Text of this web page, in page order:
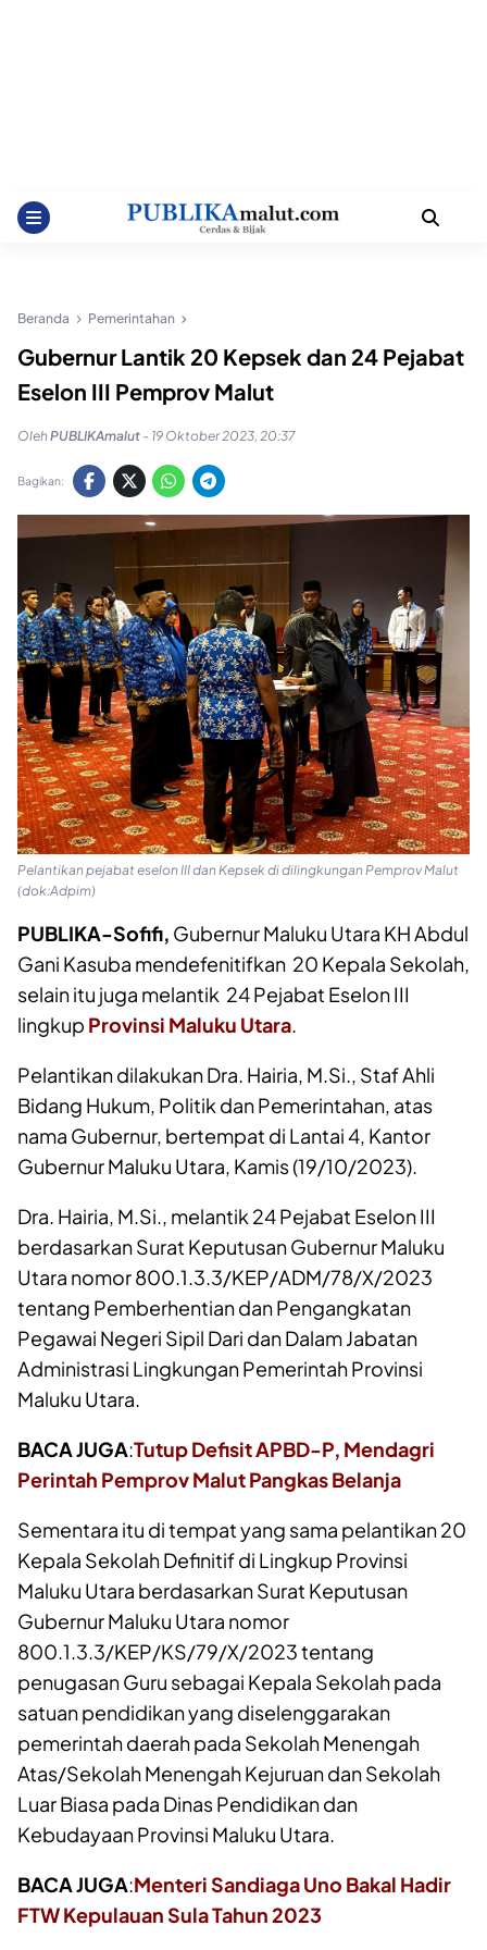
Beranda Pemerintahan
Gubernur Lantik 20 Kepsek dan 24 Pejabat
Eselon III Pemprov Malut
OlehPUBLIKAmalut - 19 Oktober 2023, 20:37
Bagikan:
Pelantikan pejabat eselon III dan Kepsek di dilingkungan Pemprov Malut
(dok:Adpim)
PUBLIKA-Sofifi, Gubernur Maluku Utara KH Abdul
Gani Kasuba mendefenitifkan 20 Kepala Sekolah,
selain itu juga melantik 24 Pejabat Eselon III
lingkup Provinsi Maluku Utara.
Pelantikan dilakukan Dra. Hairia, M.Si., Staf Ahli
Bidang Hukum, Politik dan Pemerintahan, atas
nama Gubernur, bertempat di Lantai 4, Kantor
Gubernur Maluku Utara, Kamis (19/10/2023).
Dra. Hairia, M.Si., melantik 24 Pejabat Eselon III
berdasarkan Surat Keputusan Gubernur Maluku
Utara nomor 800.1.3.3/KEP/ADM/78/X/2023
tentang Pemberhentian dan Pengangkatan
Pegawai Negeri Sipil Dari dan Dalam Jabatan
Administrasi Lingkungan Pemerintah Provinsi
Maluku Utara.
BACA JUGA:Tutup Defisit APBD-P, Mendagri
Perintah Pemprov Malut Pangkas Belanja
Sementara itu di tempat yang sama pelantikan 20
Kepala Sekolah Definitif di Lingkup Provinsi
Maluku Utara berdasarkan Surat Keputusan
Gubernur Maluku Utara nomor
800.1.3.3/KEP/KS/79/X/2023 tentang
penugasan Guru sebagai Kepala Sekolah pada
satuan pendidikan yang diselenggarakan
pemerintah daerah pada Sekolah Menengah
Atas/Sekolah Menengah Kejuruan dan Sekolah
Luar Biasa pada Dinas Pendidikan dan
Kebudayaan Provinsi Maluku Utara.
BACA JUGA:Menteri Sandiaga Uno Bakal Hadir
FTW Kepulauan Sula Tahun 2023